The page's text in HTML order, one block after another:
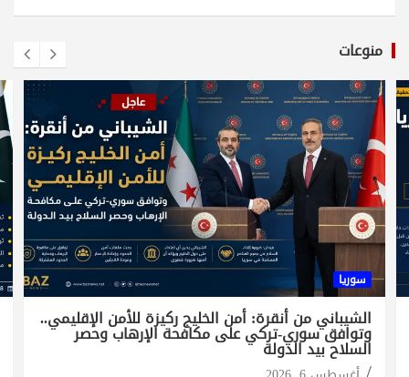
منوعات
سوريا
الشيباني من أنقرة: أمن الخليج ركيزة للأمن الإقليمي..
وتوافق سوري-تركي على مكافحة الإرهاب وحصر
السلاح بيد الدولة